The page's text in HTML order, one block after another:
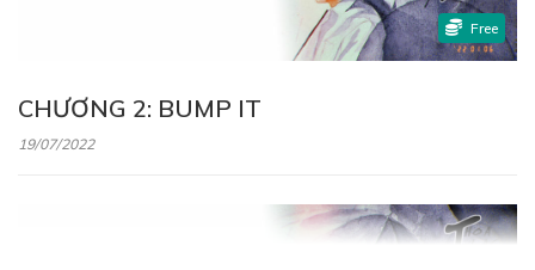
CHƯƠNG 2: BUMP IT
19/07/2022
Free